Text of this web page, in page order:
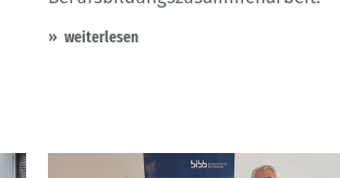
weiterlesen